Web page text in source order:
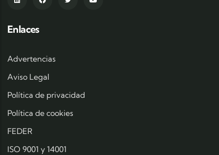
Enlaces
Advertencias
Aviso Legal
Política de privacidad
Política de cookies
FEDER
ISO 9001 y 14001